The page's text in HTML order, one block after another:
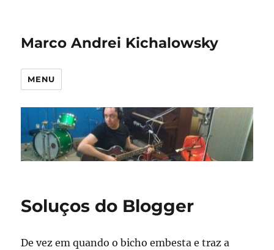
Marco Andrei Kichalowsky
MENU
Soluços do Blogger
De vez em quando o bicho embesta e traz a